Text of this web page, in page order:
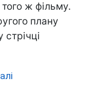
ж фільму.
плану
стрічці